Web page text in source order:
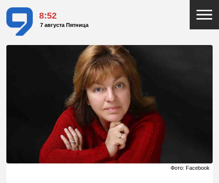
8:52
7 августа Пятница
Фото: Facebook